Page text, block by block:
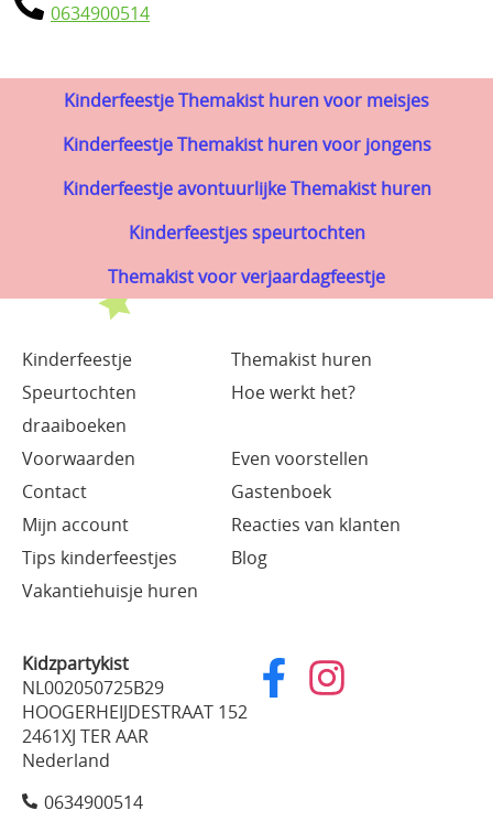
Kinderfeestje Themakist huren voor meisjes
Kinderfeestje Themakist huren voor jongens
Kinderfeestje avontuurlijke Themakist huren
Kinderfeestjes speurtochten
Themakist voor verjaardagfeestje
0634900514
Kinderfeestje
Themakist huren
Speurtochten
draaiboeken
Hoe werkt het?
Voorwaarden
Even voorstellen
Contact
Gastenboek
Mijn account
Reacties van klanten
Tips kinderfeestjes
Blog
Vakantiehuisje huren
Kidzpartykist
NL002050725B29
HOOGERHEIJDESTRAAT 152
2461XJ TER AAR
Nederland
0634900514